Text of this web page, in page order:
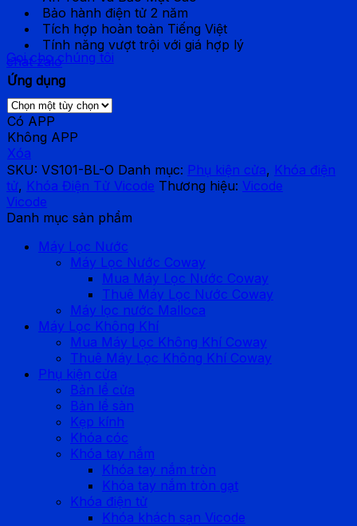
Bảo hành điện tử 2 năm
Tích hợp hoàn toàn Tiếng Việt
Tính năng vượt trội với giá hợp lý
chat zalo
Gọi cho chúng tôi
Ứng dụng
Có APP
Không APP
Xóa
SKU: VS101-BL-O Danh mục: Phụ kiện cửa, Khóa điện
tử, Khóa Điện Tử Vicode Thương hiệu: Vicode
Vicode
Danh mục sản phẩm
Máy Lọc Nước
Máy Lọc Nước Coway
Mua Máy Lọc Nước Coway
Thuê Máy Lọc Nước Coway
Máy lọc nước Malloca
Máy Lọc Không Khí
Mua Máy Lọc Không Khí Coway
Thuê Máy Lọc Không Khí Coway
Phụ kiện cửa
Bản lề cửa
Bản lề sàn
Kẹp kính
Khóa cóc
Khóa tay nắm
Khóa tay nắm tròn
Khóa tay nắm tròn gạt
Khóa điện tử
Khóa khách sạn Vicode